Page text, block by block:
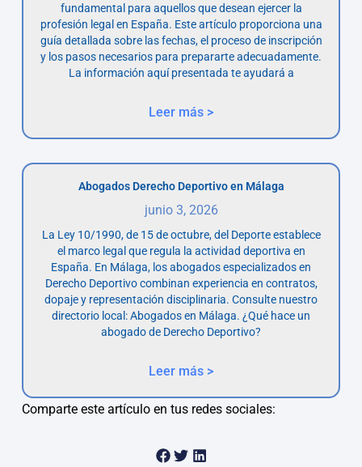
fundamental para aquellos que desean ejercer la
profesión legal en España. Este artículo proporciona una
guía detallada sobre las fechas, el proceso de inscripción
y los pasos necesarios para prepararte adecuadamente.
La información aquí presentada te ayudará a
Leer más >
Abogados Derecho Deportivo en Málaga
junio 3, 2026
La Ley 10/1990, de 15 de octubre, del Deporte establece
el marco legal que regula la actividad deportiva en
España. En Málaga, los abogados especializados en
Derecho Deportivo combinan experiencia en contratos,
dopaje y representación disciplinaria. Consulte nuestro
directorio local: Abogados en Málaga. ¿Qué hace un
abogado de Derecho Deportivo?
Leer más >
Comparte este artículo en tus redes sociales: